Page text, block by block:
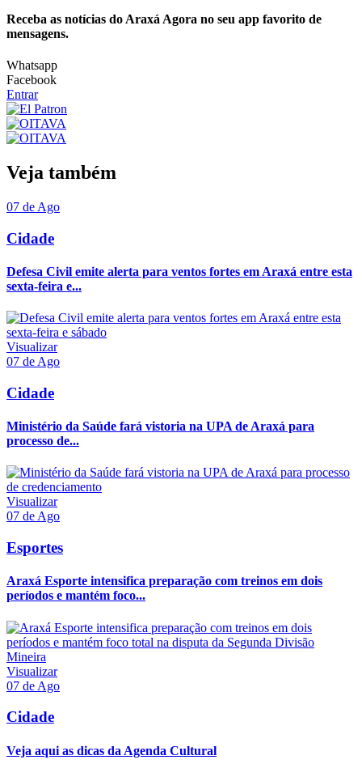
Receba as notícias do Araxá Agora no seu app favorito de
mensagens.
Whatsapp
Facebook
Entrar
Veja também
07 de Ago
Cidade
Defesa Civil emite alerta para ventos fortes em Araxá entre esta
sexta-feira e...
Visualizar
07 de Ago
Cidade
Ministério da Saúde fará vistoria na UPA de Araxá para
processo de...
Visualizar
07 de Ago
Esportes
Araxá Esporte intensifica preparação com treinos em dois
períodos e mantém foco...
Visualizar
07 de Ago
Cidade
Veja aqui as dicas da Agenda Cultural